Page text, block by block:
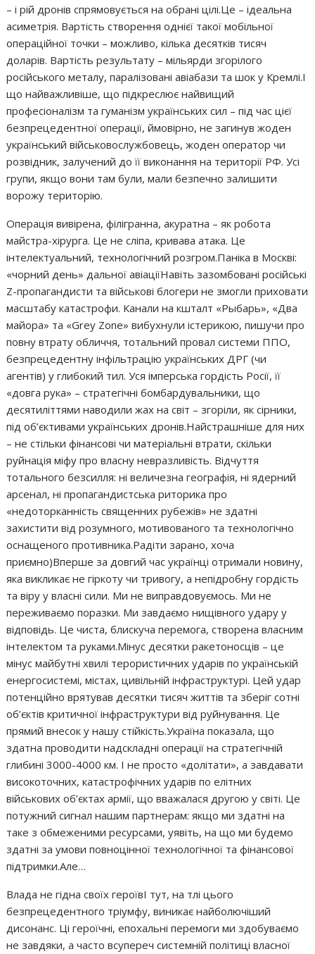
– і рій дронів спрямовується на обрані цілі.Це – ідеальна
асиметрія. Вартість створення однієї такої мобільної
операційної точки – можливо, кілька десятків тисяч
доларів. Вартість результату – мільярди згорілого
російського металу, паралізовані авіабази та шок у Кремлі.І
що найважливіше, що підкреслює найвищий
професіоналізм та гуманізм українських сил – під час цієї
безпрецедентної операції, ймовірно, не загинув жоден
український військовослужбовець, жоден оператор чи
розвідник, залучений до її виконання на території РФ. Усі
групи, якщо вони там були, мали безпечно залишити
ворожу територію.
Операція вивірена, філігранна, акуратна – як робота
майстра-хірурга. Це не сліпа, кривава атака. Це
інтелектуальний, технологічний розгром.Паніка в Москві:
«чорний день» дальної авіаціїНавіть зазомбовані російські
Z-пропагандисти та військові блогери не змогли приховати
масштабу катастрофи. Канали на кшталт «Рыбарь», «Два
майора» та «Grey Zone» вибухнули істерикою, пишучи про
повну втрату обличчя, тотальний провал системи ППО,
безпрецедентну інфільтрацію українських ДРГ (чи
агентів) у глибокий тил. Уся імперська гордість Росії, її
«довга рука» – стратегічні бомбардувальники, що
десятиліттями наводили жах на світ – згоріли, як сірники,
під об’єктивами українських дронів.Найстрашніше для них
– не стільки фінансові чи матеріальні втрати, скільки
руйнація міфу про власну невразливість. Відчуття
тотального безсилля: ні величезна географія, ні ядерний
арсенал, ні пропагандистська риторика про
«недоторканність священних рубежів» не здатні
захистити від розумного, мотивованого та технологічно
оснащеного противника.Радіти зарано, хоча
приємно)Вперше за довгий час українці отримали новину,
яка викликає не гіркоту чи тривогу, а непідробну гордість
та віру у власні сили. Ми не виправдовуємось. Ми не
переживаємо поразки. Ми завдаємо нищівного удару у
відповідь. Це чиста, блискуча перемога, створена власним
інтелектом та руками.Мінус десятки ракетоносців – це
мінус майбутні хвилі терористичних ударів по українській
енергосистемі, містах, цивільній інфраструктурі. Цей удар
потенційно врятував десятки тисяч життів та зберіг сотні
об’єктів критичної інфраструктури від руйнування. Це
прямий внесок у нашу стійкість.Україна показала, що
здатна проводити надскладні операції на стратегічній
глибині 3000-4000 км. І не просто «долітати», а завдавати
високоточних, катастрофічних ударів по елітних
військових об’єктах армії, що вважалася другою у світі. Це
потужний сигнал нашим партнерам: якщо ми здатні на
таке з обмеженими ресурсами, уявіть, на що ми будемо
здатні за умови повноцінної технологічної та фінансової
підтримки.Але…
Влада не гідна своїх героївІ тут, на тлі цього
безпрецедентного тріумфу, виникає найболючіший
дисонанс. Ці героїчні, епохальні перемоги ми здобуваємо
не завдяки, а часто всупереч системній політиці власної